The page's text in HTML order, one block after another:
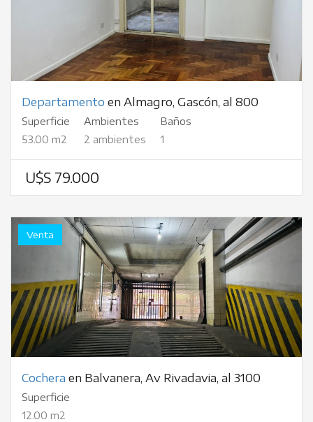
Departamento en Almagro, Gascón, al 800
Superficie
53.00 m2
Ambientes
2 ambientes
Baños
1
U$S 79.000
Venta
Cochera en Balvanera, Av Rivadavia, al 3100
Superficie
12.00 m2